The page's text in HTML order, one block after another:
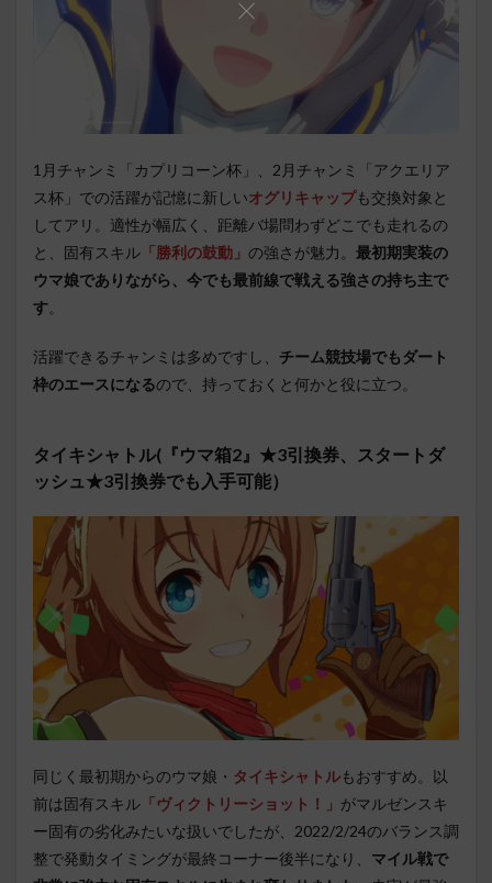
1月チャンミ「カプリコーン杯」、2月チャンミ「アクエリア
ス杯」での活躍が記憶に新しいオグリキャップも交換対象と
してアリ。適性が幅広く、距離バ場問わずどこでも走れるの
と、固有スキル 「勝利の鼓動」 の強さが魅力。 最初期実装の
ウマ娘でありながら、今でも最前線で戦える強さの持ち主で
す。
活躍できるチャンミは多めですし、 チーム競技場でもダート
枠のエースになるので、持っておくと何かと役に立つ。
タイキシャトル(『ウマ箱2』★3引換券、スタートダ
ッシュ★3引換券でも入手可能）
同じく最初期からのウマ娘・ タイキシャトルもおすすめ。以
前は固有スキル 「ヴィクトリーショット！」 がマルゼンスキ
ー固有の劣化みたいな扱いでしたが、2022/2/24のバランス調
整で発動タイミングが最終コーナー後半になり、 マイル戦で